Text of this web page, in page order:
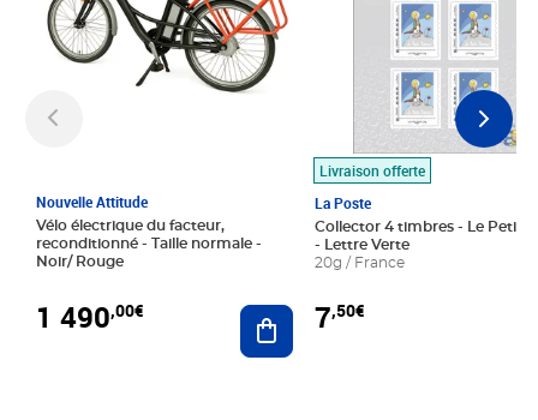
Nouvelle Attitude
Vélo électrique du facteur,
reconditionné - Taille normale -
Noir/ Rouge
1 490,00€ Ajouter au panier
Livraison offerte
La Poste
Collector 4 timbres - Le Petit
- Lettre Verte
20g / France
7,50€